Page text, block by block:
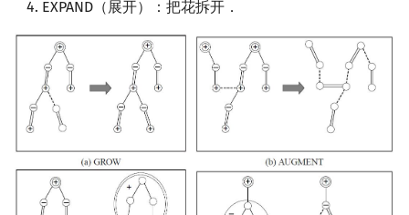
EXPAND（展开）：把花拆开．